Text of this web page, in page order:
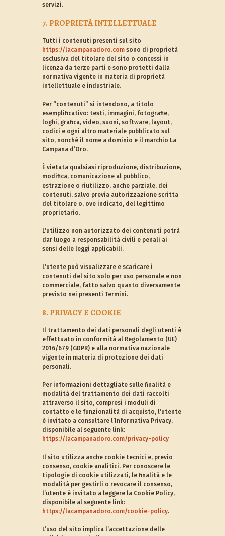
servizi.
7. PROPRIETÀ INTELLETTUALE
Tutti i contenuti presenti sul sito
https://lacampanadoro.com sono di proprietà
esclusiva del titolare del sito o concessi in
licenza da terze parti e sono protetti dalla
normativa vigente in materia di proprietà
intellettuale e industriale.
Per “contenuti” si intendono, a titolo
esemplificativo: testi, immagini, fotografie,
loghi, grafica, video, suoni, software, layout,
codici e ogni altro materiale pubblicato sul
sito, nonché il nome a dominio e il marchio La
Campana d’Oro.
È vietata qualsiasi riproduzione, distribuzione,
modifica, comunicazione al pubblico,
estrazione o riutilizzo, anche parziale, dei
contenuti, salvo previa autorizzazione scritta
del titolare o, ove indicato, del legittimo
proprietario.
L’utilizzo non autorizzato dei contenuti potrà
dar luogo a responsabilità civili e penali ai
sensi delle leggi applicabili.
L’utente può visualizzare e scaricare i
contenuti del sito solo per uso personale e non
commerciale, fatto salvo quanto diversamente
previsto nei presenti Termini.
8. PRIVACY E COOKIE
Il trattamento dei dati personali degli utenti è
effettuato in conformità al Regolamento (UE)
2016/679 (GDPR) e alla normativa nazionale
vigente in materia di protezione dei dati
personali.
Per informazioni dettagliate sulle finalità e
modalità del trattamento dei dati raccolti
attraverso il sito, compresi i moduli di
contatto e le funzionalità di acquisto, l’utente
è invitato a consultare l’Informativa Privacy,
disponibile al seguente link:
https://lacampanadoro.com/privacy-policy
Il sito utilizza anche cookie tecnici e, previo
consenso, cookie analitici. Per conoscere le
tipologie di cookie utilizzati, le finalità e le
modalità per gestirli o revocare il consenso,
l’utente è invitato a leggere la Cookie Policy,
disponibile al seguente link:
https://lacampanadoro.com/cookie-policy.
L’uso del sito implica l’accettazione delle